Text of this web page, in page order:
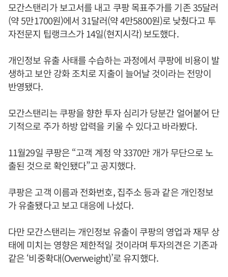
모간스탠리가 보고서를 내고 쿠팡 목표주가를 기존 35달러
(약 5만1700원)에서 31달러(약 4만5800원)로 낮췄다고 투
자전문지 팁랭크스가 14일(현지시각) 보도했다.
개인정보 유출 사태를 수습하는 과정에서 쿠팡에 비용이 발
생하고 보안 강화 조치로 지출이 늘어날 것이라는 전망이
반영됐다.
모간스탠리는 쿠팡을 향한 투자 심리가 당분간 얼어붙어 단
기적으로 주가 하방 압력을 키울 수 있다고 바라봤다.
11월29일 쿠팡은 “고객 계정 약 3370만 개가 무단으로 노
출된 것으로 확인됐다”고 공지했다.
쿠팡은 고객 이름과 전화번호, 집주소 등과 같은 개인정보
가 유출됐다고 보고 대응에 나섰다.
다만 모간스탠리는 개인정보 유출이 쿠팡의 영업과 재무 상
태에 미치는 영향은 제한적일 것이라며 투자의견은 기존과
같은 ‘비중확대(Overweight)’로 유지했다.